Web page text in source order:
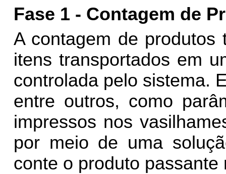
Fase 1 - Contagem de
A contagem de
itens transportados em
controlada pelo sistema.
entre outros, como
impressos nos
por meio de uma
conte o produto passante